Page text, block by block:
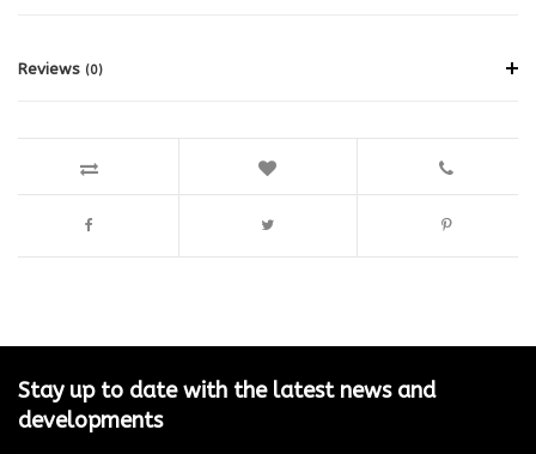
Reviews (0)
Stay up to date with the latest news and
developments